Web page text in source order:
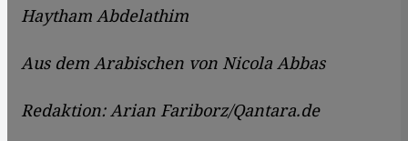
Haytham Abdelathim
Aus dem Arabischen von Nicola Abbas
Redaktion: Arian Fariborz/Qantara.de